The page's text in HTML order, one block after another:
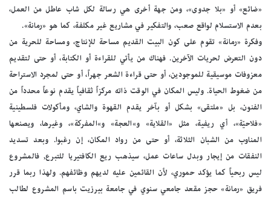
«ضائع» أو «بلا جدوى»، ومن جهة أخرى هي رسالة لكل شاب عاطل من العمل،
بعدم الاستسلام لواقع صعب، والتفكير في مشاريع غير مكلفة، كما هو «رمانة».
وفكرة «رمانة» تقوم على كون البيت القديم مساحة للإنتاج، ومساحة للحرية من
دون التعرض لحريات الآخرين. فهناك من يأتي للقراءة أو الكتابة، أو حتى لتقديم
معزوفات موسيقية للموجودين، أو حتى قراءة الشعر جهراً، أو حتى لمجرد الاستراحة
من ضغوط الحياة. وليس المكان في الوقت ذاته مركزاً ثقافياً يقدم نوعاً محدداً من
الفنون، بل «ملتقى» بشكل أو بآخر يقدم القهوة والشاي، ومأكولات فلسطينية
«فلاحيّة»، أي ريفية، مثل «القلاية» و»العجة» و»المفركة»، وغيرها، ويصنعها
المناوب من الشبان الثلاثة، أو حتى من رواد المكان، إن رغبوا. وبعد تسديد
النفقات من إيجار وبدل ساعات عمل، سيذهب ريع الكافتيريا للتبرع, فالمشروع
ليس ربحياً كما يؤكد حموري، لأن القائمين عليه لديهم وظائفهم. ولهذا ربما قرر
فريق «رمانة» حجز مقعد جامعي سنوي في جامعة بيرزيت باسم المشروع لطالب